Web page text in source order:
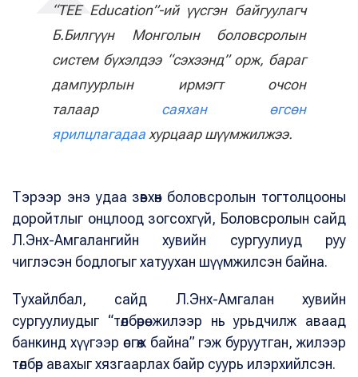
“TEE Education”-ий үүсгэн байгуулагч
Б.Билгүүн Монголын боловсролын
систем бүхэлдээ “сэхээнд” орж, бараг
дампуурлын ирмэгт очсон
талаар саяхан өгсөн
ярилцлагадаа хурцаар шүүмжилжээ.
Тэрээр энэ удаа зөвхөн боловсролын тогтолцооны
доройтлыг онцлоод зогсохгүй, Боловсролын сайд
Л.Энх-Амгалангийн хувийн сургуулиуд руу
чиглэсэн бодлогыг хатуухан шүүмжилсэн байна.
Тухайлбал, сайд Л.Энх-Амгалан хувийн
сургуулиудыг “төлбөрөө жилээр нь урьдчилж аваад
банкинд хүүгээр өсгөж байна” гэж буруутган, жилээр
төлбөр авахыг хязгаарлах байр суурь илэрхийлсэн.